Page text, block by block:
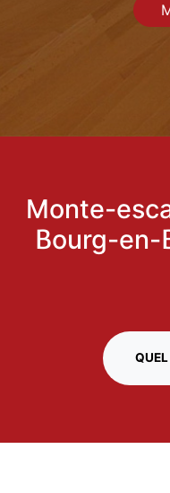
Monte-
Bourg-en-